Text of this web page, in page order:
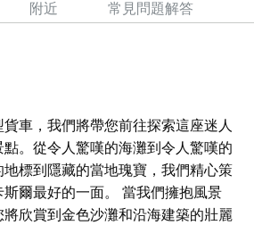
附近 常見問題解答
車，我們將帶您前往探索這座迷人
。從令人驚嘆的海灘到令人驚嘆的
標到隱藏的當地瑰寶，我們精心策
爾最好的一面。 當我們擁抱風景
欣賞到金色沙灘和沿海建築的壯麗